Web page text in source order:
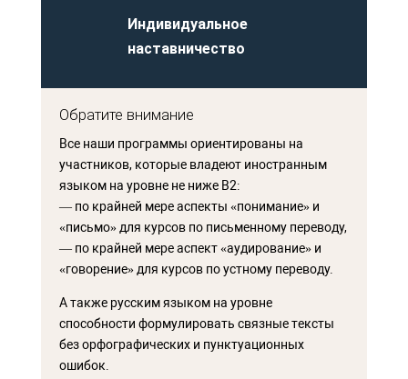
Индивидуальное
наставничество
Обратите внимание
Все наши программы ориентированы на
участников, которые владеют иностранным
языком на уровне не ниже B2:
— по крайней мере аспекты «понимание» и
«письмо» для курсов по письменному переводу,
— по крайней мере аспект «аудирование» и
«говорение» для курсов по устному переводу.
А также русским языком на уровне
способности формулировать связные тексты
без орфографических и пунктуационных
ошибок.